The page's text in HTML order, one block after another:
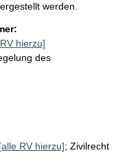
werden.
hierzu]
des
[alle RV hierzu]; Zivilrecht